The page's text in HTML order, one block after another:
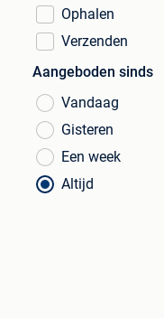
Ophalen
Verzenden
Aangeboden sinds
Vandaag
Gisteren
Een week
Altijd